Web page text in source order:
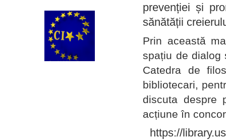
prevenției și
sănătății
Prin această
spațiu de dialog
Catedra de
bibliotecari,
discuta despre
acțiune în
https://